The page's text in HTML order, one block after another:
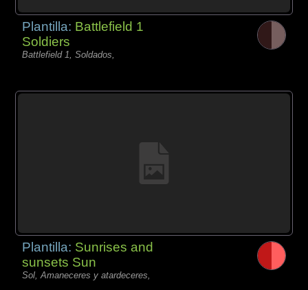
Plantilla: Battlefield 1
Soldiers
Battlefield 1, Soldados,
Plantilla: Sunrises and
sunsets Sun
Sol, Amaneceres y atardeceres,